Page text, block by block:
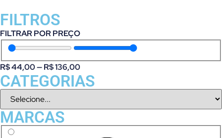
FILTROS
FILTRAR POR PREÇO
R$44,00—R$136,00
CATEGORIAS
MARCAS